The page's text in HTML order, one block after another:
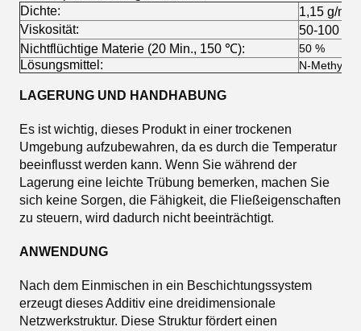
Dichte:
1,15 g/ml
Viskosität:
50-100
Nichtflüchtige Materie (20 Min., 150 ℃):
50 %
Lösungsmittel: N-
LAGERUNG UND HANDHABUNG
Es ist wichtig, dieses Produkt in einer trockenen
Umgebung aufzubewahren, da es durch die Temperatur
beeinflusst werden kann. Wenn Sie während der
Lagerung eine leichte Trübung bemerken, machen Sie
sich keine Sorgen, die Fähigkeit, die Fließeigenschaften
zu steuern, wird dadurch nicht beeinträchtigt.
ANWENDUNG
Nach dem Einmischen in ein Beschichtungssystem
erzeugt dieses Additiv eine dreidimensionale
Netzwerkstruktur. Diese Struktur fördert einen